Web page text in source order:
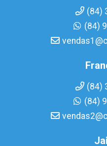
(84)
(84)
(84)
(84)